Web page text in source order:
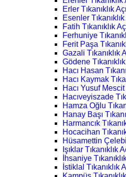
Erler Tıkanıklık
Esenler
Fatih Tıkanıklık
Ferhuniye
Ferit Paşa
Gazali Tıkanıklık
Gödene
Hacı Hasan
Hacı Kaymak
Hacı Yusuf Mescit
Hacıveyiszade
Hamza Oğlu
Hanay Başı
Harmancık
Hocacihan
Hüsamettin Çelebi
Işıklar Tıkanıklık
İhsaniye
İstiklal Tıkanıklık